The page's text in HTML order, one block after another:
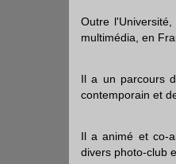
Outre
multimédia, en
Il a un parcours
contemporain et
Il a animé et co-
divers photo-club